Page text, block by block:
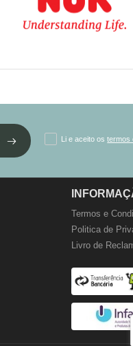
Li e aceito ostermos
Termos e
Politica de
Livro de